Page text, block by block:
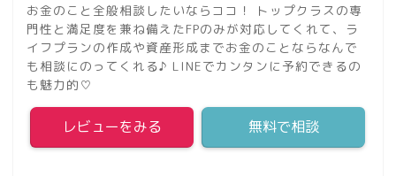
お金のこと全般相談したいならココ！ トップクラスの専
門性と満足度を兼ね備えたFPのみが対応してくれて、ラ
イフプランの作成や資産形成までお金のことならなんで
も相談にのってくれる♪ LINEでカンタンに予約できるの
も魅力的♡
レビューをみる 無料で相談